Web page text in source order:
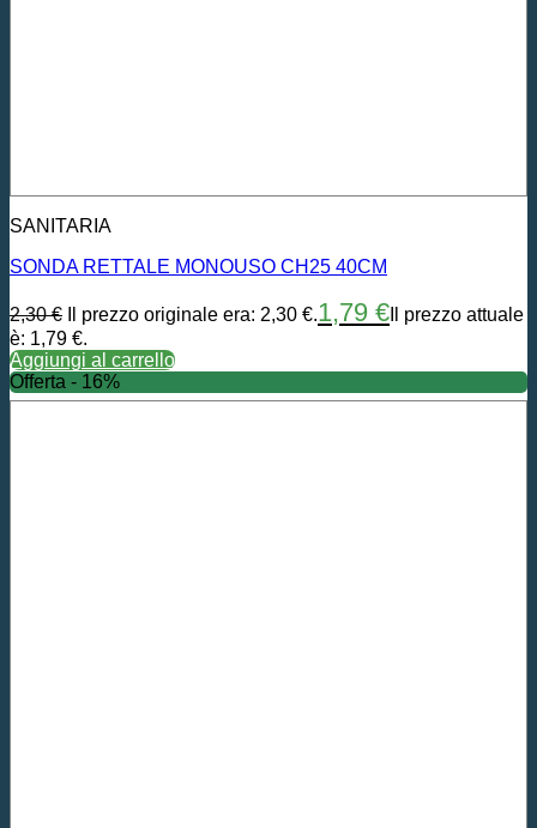
SANITARIA
SONDA RETTALE MONOUSO CH25 40CM
2,30€ Il prezzo originale era: 2,30 €.1,79 € Il prezzo attuale
è: 1,79 €.
Aggiungi al carrello
Offerta - 16%